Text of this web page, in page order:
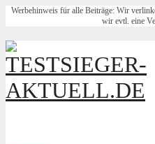
Werbehinweis für alle Beiträge: Wir
wir evtl. eine